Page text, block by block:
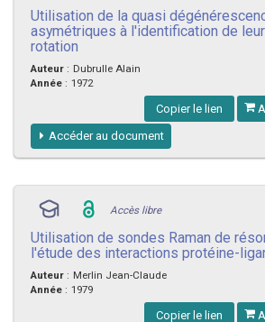
Utilisation de la quasi
asymétriques à l'identification de
rotation
Auteur : Dubrulle Alain
Année : 1972
Copier le lien
Accéder au document
Accès libre
Utilisation de sondes Raman de
l'étude des interactions protéine-
Auteur : Merlin Jean-Claude
Année : 1979
Copier le lien